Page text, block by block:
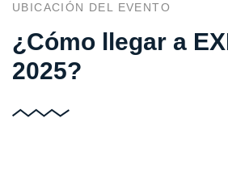
UBICACIÓN DEL EVENTO
¿Cómo llegar a
2025?